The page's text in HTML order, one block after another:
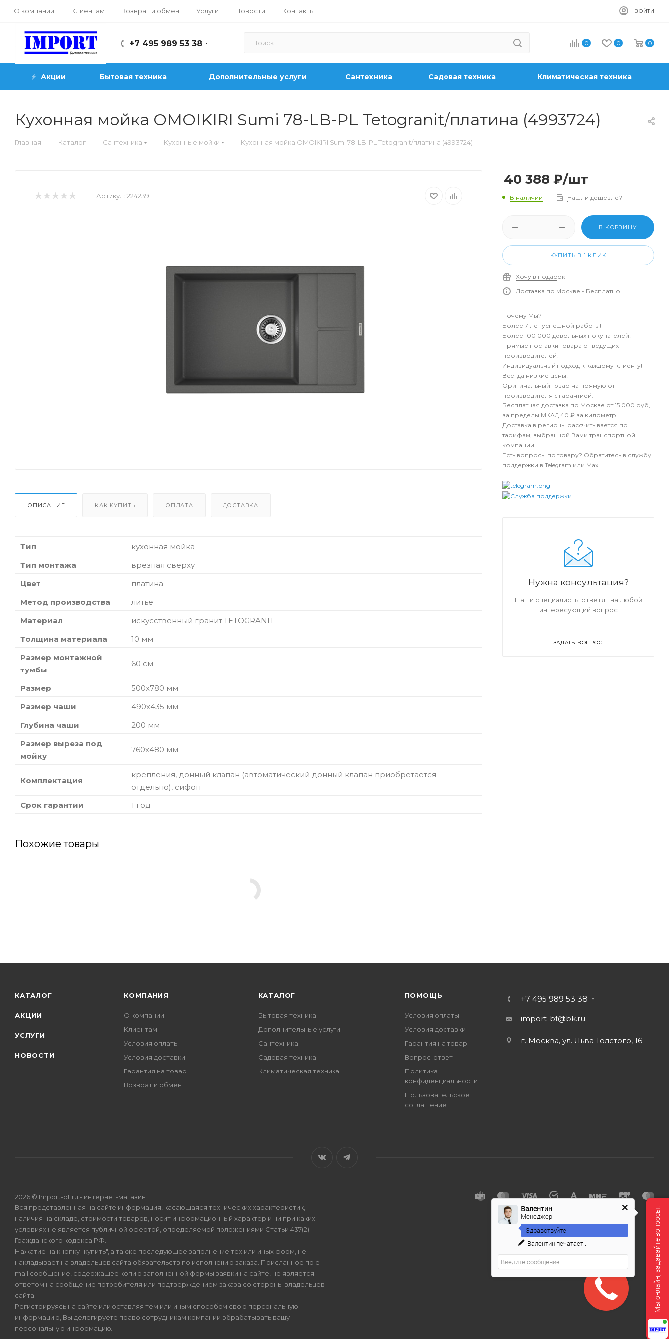
О компании Клиентам Возврат и обмен Услуги Новости Контакты ВОЙТИ
+7 495 989 53 38 0 0 0
Акции Бытовая техника Дополнительные услуги Сантехника Садовая техника Климатическая техника
Кухонная мойка OMOIKIRI Sumi 78-LB-PL Tetogranit/платина (4993724)
Главная — Каталог — Сантехника — Кухонные мойки — Кухонная мойка OMOIKIRI Sumi 78-LB-PL Tetogranit/платина (4993724)
Артикул: 224239
ОПИСАНИЕ КАК КУПИТЬ ОПЛАТА ДОСТАВКА
Тип
кухонная мойка
Тип монтажа
врезная сверху
Цвет
платина
Метод производства
литье
Материал
искусственный гранит TETOGRANIT
Толщина материала
10 мм
Размер монтажной
тумбы
60 см
Размер
500х780 мм
Размер чаши
490х435 мм
Глубина чаши
200 мм
Размер выреза под
мойку
760х480 мм
Комплектация
крепления, донный клапан (автоматический донный клапан приобретается
отдельно), сифон
Срок гарантии
1 год
Похожие товары
40 388 ₽/шт
В наличии Нашли дешевле?
В КОРЗИНУ
КУПИТЬ В 1 КЛИК
Хочу в подарок
Доставка по Москве - Бесплатно
Почему Мы?
Более 7 лет успешной работы!
Более 100 000 довольных покупателей!
Прямые поставки товара от ведущих
производителей!
Индивидуальный подход к каждому клиенту!
Всегда низкие цены!
Оригинальный товар на прямую от
производителя с гарантией.
Бесплатная доставка по Москве от 15 000 руб,
за пределы МКАД 40 ₽ за километр.
Доставка в регионы рассчитывается по
тарифам, выбранной Вами транспортной
компании.
Есть вопросы по товару? Обратитесь в службу
поддержки в Telegram или Max.
Нужна консультация?
Наши специалисты ответят на любой
интересующий вопрос
ЗАДАТЬ ВОПРОС
КАТАЛОГ
АКЦИИ
УСЛУГИ
НОВОСТИ
КОМПАНИЯ
О компании
Клиентам
Условия оплаты
Условия доставки
Гарантия на товар
Возврат и обмен
КАТАЛОГ
Бытовая техника
Дополнительные услуги
Сантехника
Садовая техника
Климатическая техника
ПОМОЩЬ
Условия оплаты
Условия доставки
Гарантия на товар
Вопрос-ответ
Политика
конфиденциальности
Пользовательское
соглашение
+7 495 989 53 38
import-bt@bk.ru
г. Москва, ул. Льва Толстого, 16
2026 © Import-bt.ru - интернет-магазин
Вся представленная на сайте информация, касающаяся технических характеристик,
наличия на складе, стоимости товаров, носит информационный характер и ни при каких
условиях не является публичной офертой, определяемой положениями Статьи 437(2)
Гражданского кодекса РФ.
Нажатие на кнопку "купить", а также последующее заполнение тех или иных форм, не
накладывает на владельцев сайта обязательств по исполнению заказа. Присланное по e-
mail сообщение, содержащее копию заполненной формы заявки на сайте, не является
ответом на сообщение потребителя или подтверждением заказа со стороны владельцев
сайта.
Регистрируясь на сайте или оставляя тем или иным способом свою персональную
информацию, Вы делегируете право сотрудникам компании обрабатывать вашу
персональную информацию.
Мы онлайн, задавайте вопросы!
Валентин
Менеджер
Здравствуйте!
Валентин печатает...